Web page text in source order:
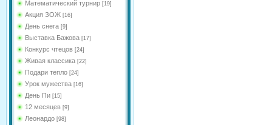
Математический турнир [19]
Акция ЗОЖ [16]
День снега [9]
Выставка Бажова [17]
Конкурс чтецов [24]
Живая классика [22]
Подари тепло [24]
Урок мужества [16]
День Пи [15]
12 месяцев [9]
Леонардо [98]